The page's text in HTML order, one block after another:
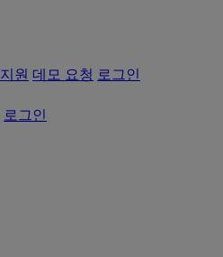
지원 데모 요청 로그인
로그인